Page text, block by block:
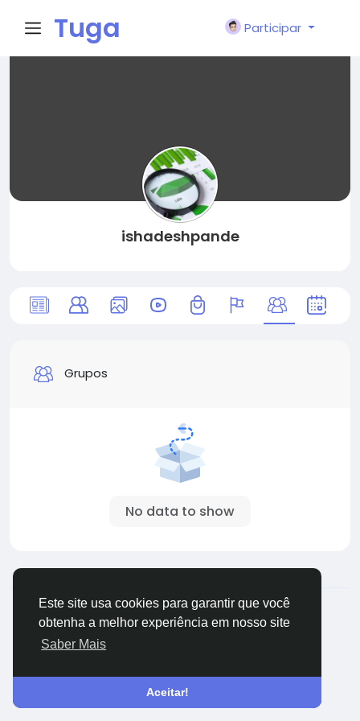
Este site usa cookies para garantir que você
obtenha a melhor experiência em nosso site
Saber Mais
Aceitar!
Tuga
Participar
ishadeshpande
Grupos
No data to show
© 2026 TugaFace
Portuguese
Sobre Termos Privacidade Fale Conosco
Diretório